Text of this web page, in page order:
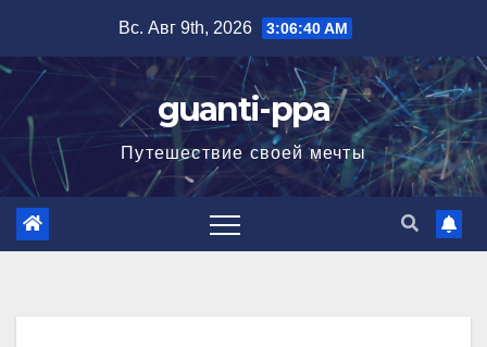
содержимому
Вс. Авг 9th, 2026 3:06:41 AM
guanti-ppa
Путешествие своей мечты